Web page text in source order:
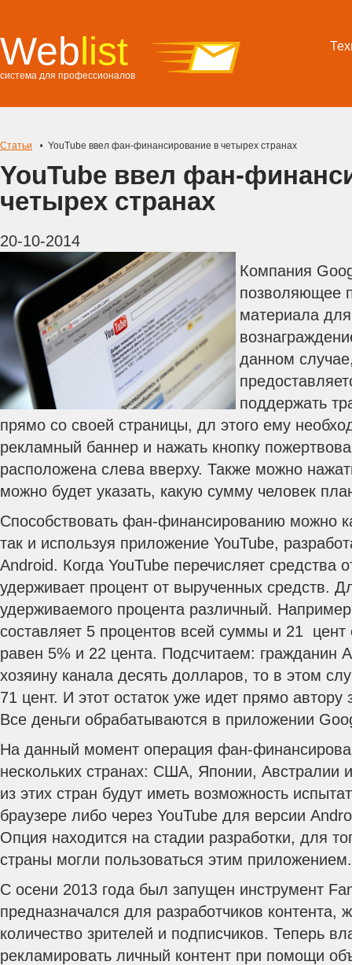
Weblist
система для профессионалов
Статьи YouTube ввел фан-финансирование в четырех странах
YouTube ввел фан-
четырех странах
20-10-2014
Компания
позволяющее
материала
данном
поддержать
прямо со своей страницы, дл этого ему
рекламный баннер и нажать кнопку
расположена слева вверху. Также можно
можно будет указать, какую сумму человек
Способствовать фан-финансированию можно
так и используя приложение YouTube,
Android. Когда YouTube перечисляет средства
удерживает процент от вырученных средств.
удерживаемого процента различный.
составляет 5 процентов всей суммы и 21 цент
равен 5% и 22 цента. Подсчитаем: гражданин
хозяину канала десять долларов, то в этом
71 цент. И этот остаток уже идет прямо автору
Все деньги обрабатываются в приложении
На данный момент операция фан-
нескольких странах: США, Японии, Австралии
из этих стран будут иметь возможность
браузере либо через YouTube для версии
Опция находится на стадии разработки, для
страны могли пользоваться этим приложением.
С осени 2013 года был запущен инструмент
предназначался для разработчиков контента,
количество зрителей и подписчиков. Теперь
рекламировать личный контент при помощи